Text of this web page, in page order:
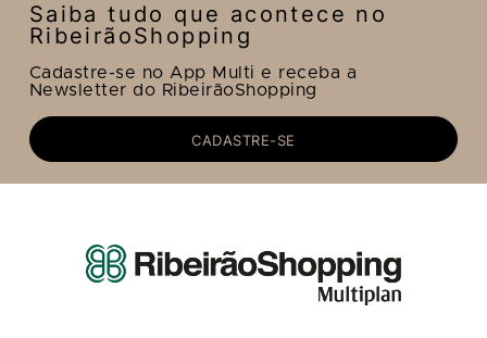
Saiba tudo que acontece no
RibeirãoShopping
Cadastre-se no App Multi e receba a
Newsletter do RibeirãoShopping
CADASTRE-SE